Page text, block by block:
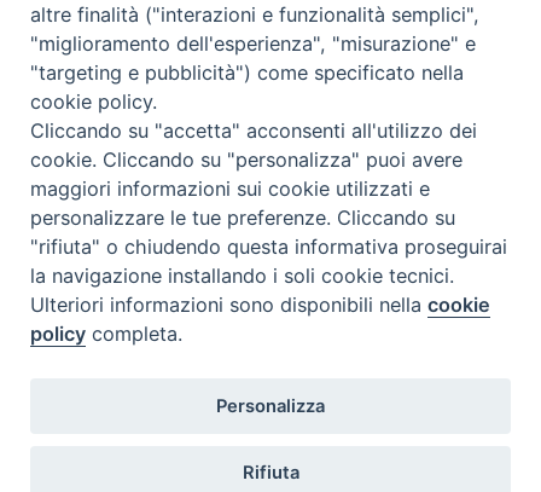
Orario di segreteria
Lunedì 17.30-19.30
Martedì 17.30-19.30
Mercoledì 17.30-19.30
Giovedì 17.30-19.30
Venerdì chiuso
Sabato 9.30-11.30
Privacy e sicurezza
altre finalità ("interazioni e funzionalità semplici",
"miglioramento dell'esperienza", "misurazione" e
"targeting e pubblicità") come specificato nella
cookie policy.
Cliccando su "accetta" acconsenti all'utilizzo dei
cookie. Cliccando su "personalizza" puoi avere
maggiori informazioni sui cookie utilizzati e
personalizzare le tue preferenze. Cliccando su
"rifiuta" o chiudendo questa informativa proseguirai
la navigazione installando i soli cookie tecnici.
Ulteriori informazioni sono disponibili nellacookie
policy completa.
Personalizza
Rifiuta